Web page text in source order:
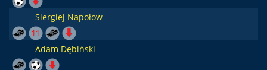
Siergiej Napołow
Adam Dębiński